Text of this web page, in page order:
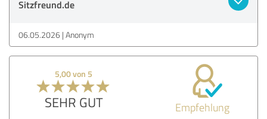
Sitzfreund.de
06.05.2026 Anonym
5,00 von 5
SEHR GUT Empfehlung